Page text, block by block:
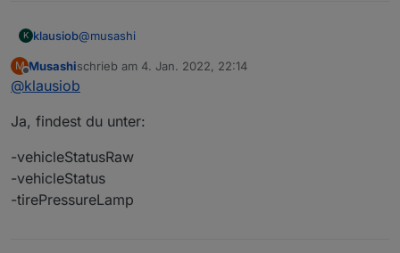
K klausiob@musashi
Hast Du den Reifendruck für jedes Rad in den
M
Offline
Musashischrieb am 4. Jan. 2022, 22:14
zuletzt editiert von
@klausiob
Ja, findest du unter:
-vehicleStatusRaw
-vehicleStatus
-tirePressureLamp